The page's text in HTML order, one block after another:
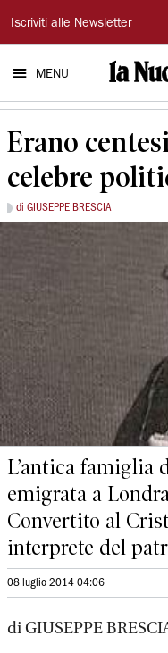
La
Nuova
Ferrara
Iscriviti alle Newsletter
MENU
Erano
celebre
di GIUSEPPE BRESCIA
L’antica famiglia
emigrata a
Convertito al
interprete del
08 luglio 2014 04:06
di GIUSEPPE